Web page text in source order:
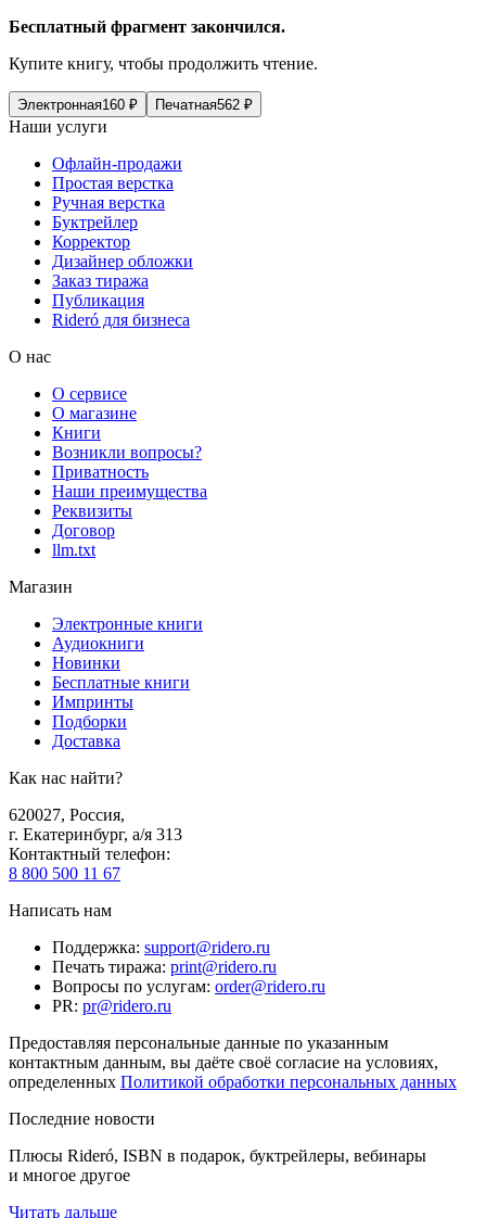
Бесплатный фрагмент закончился.
Купите книгу, чтобы продолжить чтение.
Электронная160 ₽ Печатная562 ₽
Наши услуги
Офлайн-продажи
Простая верстка
Ручная верстка
Буктрейлер
Корректор
Дизайнер обложки
Заказ тиража
Публикация
Rideró для бизнеса
О нас
О сервисе
О магазине
Книги
Возникли вопросы?
Приватность
Наши преимущества
Реквизиты
Договор
llm.txt
Магазин
Электронные книги
Аудиокниги
Новинки
Бесплатные книги
Импринты
Подборки
Доставка
Как нас найти?
620027, Россия,
г. Екатеринбург, а/я 313
Контактный телефон:
8 800 500 11 67
Написать нам
Поддержка: support@ridero.ru
Печать тиража: print@ridero.ru
Вопросы по услугам: order@ridero.ru
PR: pr@ridero.ru
Предоставляя персональные данные по указанным
контактным данным, вы даёте своё согласие на условиях,
определенных Политикой обработки персональных данных
Последние новости
Плюсы Rideró, ISBN в подарок, буктрейлеры, вебинары
и многое другое
Читать дальше